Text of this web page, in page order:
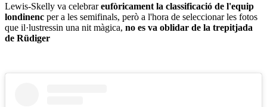
Lewis-Skelly va celebrareufòricament la classificació de l'equip
londinenc per a les semifinals, però a l'hora de seleccionar les fotos
que il·lustressin una nit màgica, no es va oblidar de la trepitjada
de Rüdiger